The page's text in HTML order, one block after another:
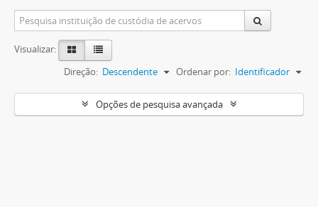
Visualizar:
Ordenar por: Identificador
Direção: Descendente
Opções de pesquisa avançada